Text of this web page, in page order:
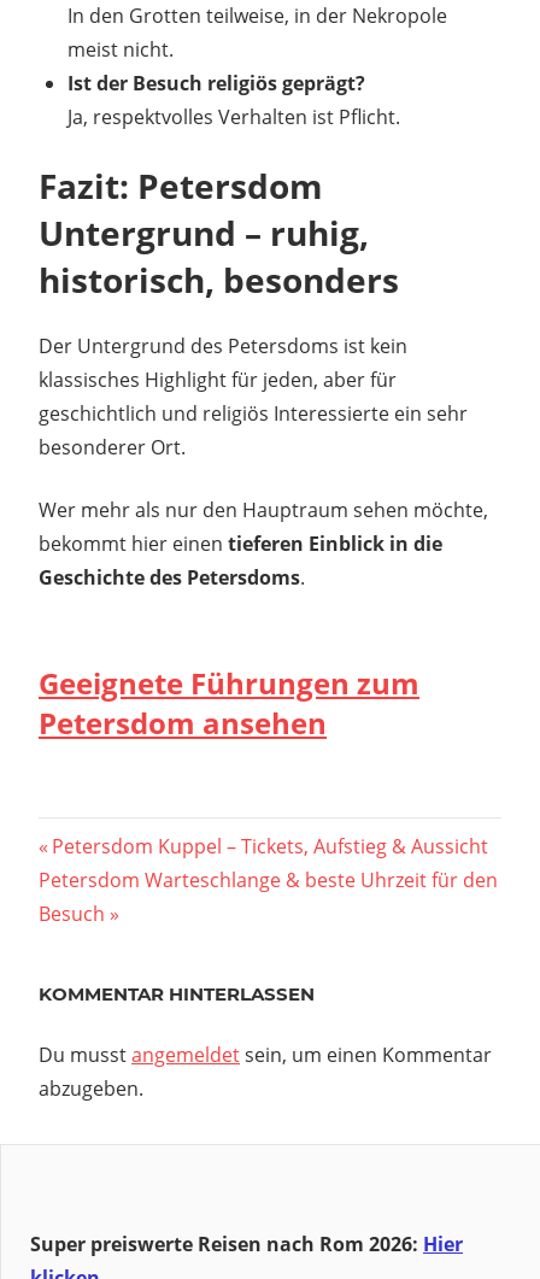
In den Grotten teilweise, in der Nekropole
meist nicht.
Ist der Besuch religiös geprägt?
Ja, respektvolles Verhalten ist Pflicht.
Fazit: Petersdom
Untergrund – ruhig,
historisch, besonders
Der Untergrund des Petersdoms ist kein
klassisches Highlight für jeden, aber für
geschichtlich und religiös Interessierte ein sehr
besonderer Ort.
Wer mehr als nur den Hauptraum sehen möchte,
bekommt hier einen tieferen Einblick in die
Geschichte des Petersdoms.
Geeignete Führungen zum
Petersdom ansehen
Beitragsnavigation
Vorheriger
Beitrag:
Petersdom Kuppel – Tickets, Aufstieg & Aussicht
Nächster
Beitrag:
Petersdom Warteschlange & beste Uhrzeit für den
Besuch
KOMMENTAR HINTERLASSEN
Du musstangemeldetsein, um einen Kommentar
abzugeben.
Super preiswerte Reisen nach Rom 2026: Hier